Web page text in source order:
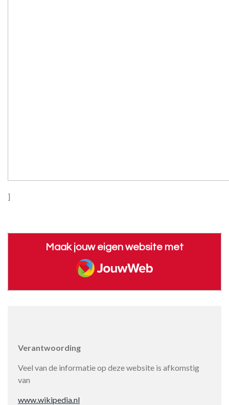
]
Maak jouw eigen website met
JouwWeb
Verantwoording
Veel van de informatie op deze website is afkomstig
van
www.wikipedia.nl